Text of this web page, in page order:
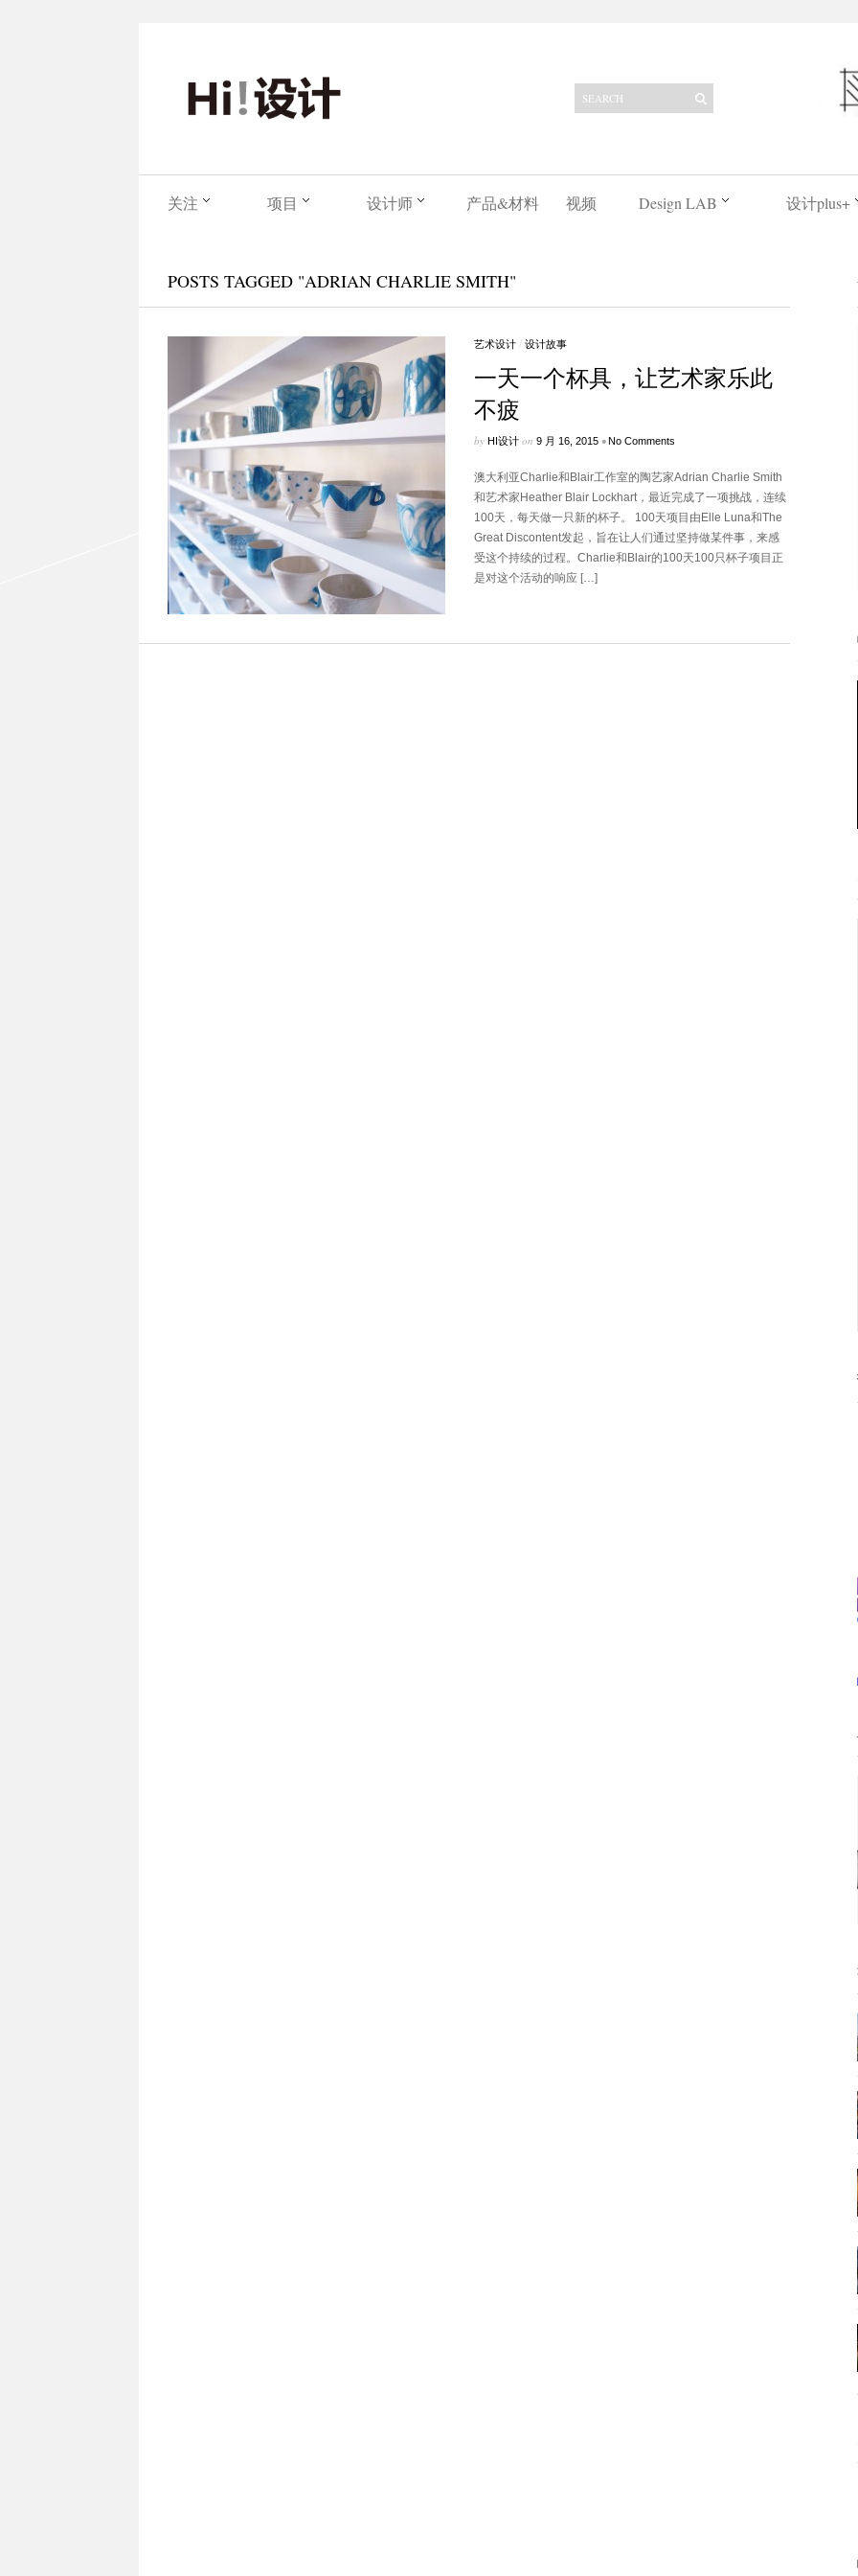
关注 项目 设计师 产品&材料 视频 Design LAB 设计plus+
POSTS TAGGED "ADRIAN CHARLIE SMITH"
艺术设计/ 设计故事
一天一个杯具，让艺术家乐此
不疲
by HI设计on 9 月 16, 2015 •No Comments
澳大利亚Charlie和Blair工作室的陶艺家Adrian Charlie Smith
和艺术家Heather Blair Lockhart，最近完成了一项挑战，连续
100天，每天做一只新的杯子。 100天项目由Elle Luna和The
Great Discontent发起，旨在让人们通过坚持做某件事，来感
受这个持续的过程。Charlie和Blair的100天100只杯子项目正
是对这个活动的响应 […]